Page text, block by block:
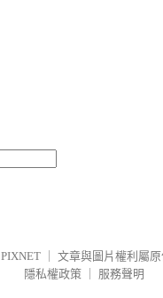
PIXNET
文章與圖片權利屬
隱私權政策
服務聲明